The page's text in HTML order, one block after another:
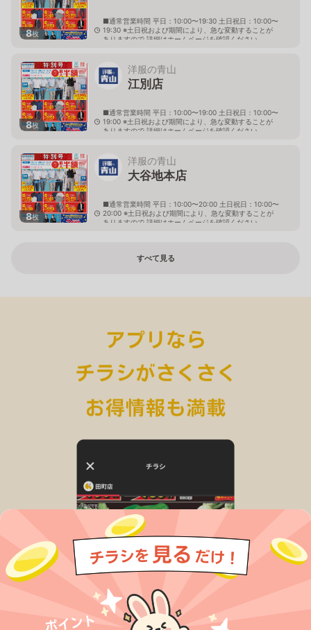
8枚
■通常営業時間 平日：10:00〜19:30 土日祝日：10:00〜
19:30 ※土日祝および期間により、急な変動することが
ありますので 詳細はホームページを確認ください
8枚
洋服の青山
江別店
■通常営業時間 平日：10:00〜19:00 土日祝日：10:00〜
19:00 ※土日祝および期間により、急な変動することが
ありますので 詳細はホームページを確認ください
8枚
洋服の青山
大谷地本店
■通常営業時間 平日：10:00〜20:00 土日祝日：10:00〜
20:00 ※土日祝および期間により、急な変動することが
ありますので 詳細はホームページを確認ください
すべて見る